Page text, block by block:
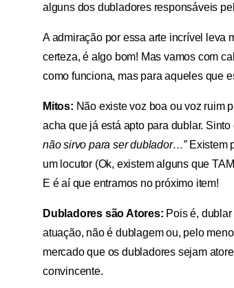
alguns dos dubladores responsáveis
A admiração por essa arte incrível leva
certeza, é algo bom! Mas vamos com
como funciona, mas para aqueles que
Mitos: Não existe voz boa ou voz ruim
acha que já está apto para dublar.
não sirvo para ser dublador…”Existem
um locutor (Ok, existem alguns que
E é aí que entramos no próximo item!
Dubladores são Atores: Pois é,
atuação, não é dublagem ou, pelo
mercado que os dubladores sejam
convincente.